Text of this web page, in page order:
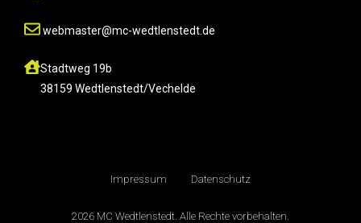
webmaster@mc-wedtlenstedt.de
Stadtweg 19b
38159 Wedtlenstedt/Vechelde
2026 MC Wedtlenstedt. Alle Rechte vorbehalten.
Impressum Datenschutz